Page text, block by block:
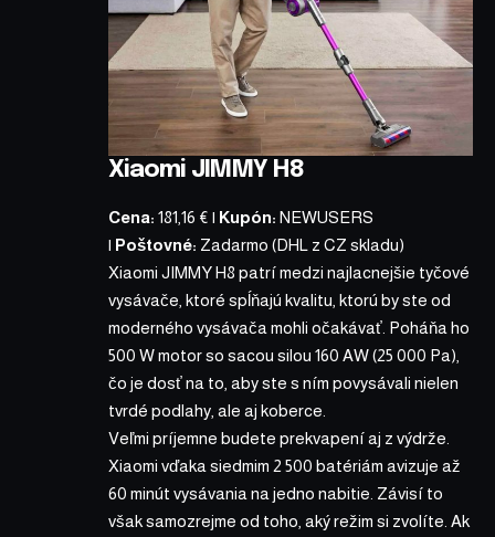
Xiaomi JIMMY H8
Cena: 181,16 € | Kupón: NEWUSERS
| Poštovné: Zadarmo (DHL z CZ skladu)
Xiaomi JIMMY H8 patrí medzi najlacnejšie tyčové
vysávače, ktoré spĺňajú kvalitu, ktorú by ste od
moderného vysávača mohli očakávať. Poháňa ho
500 W motor so sacou silou 160 AW (25 000 Pa),
čo je dosť na to, aby ste s ním povysávali nielen
tvrdé podlahy, ale aj koberce.
Veľmi príjemne budete prekvapení aj z výdrže.
Xiaomi vďaka siedmim 2 500 batériám avizuje až
60 minút vysávania na jedno nabitie. Závisí to
však samozrejme od toho, aký režim si zvolíte. Ak